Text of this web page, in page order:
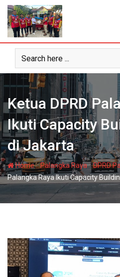
Skip
content
Ketua DPRD
Ikuti Capacity
di Jakarta
Home-Palangka Raya-DPRD
Palangka Raya Ikuti Capacity